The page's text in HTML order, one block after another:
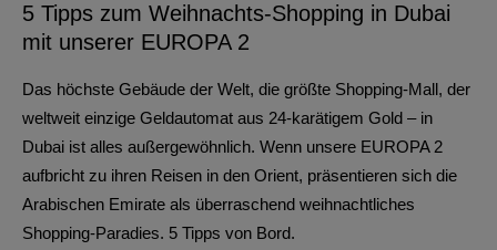
5 Tipps zum Weihnachts-Shopping in Dubai
mit unserer EUROPA 2
Das höchste Gebäude der Welt, die größte Shopping-Mall, der
weltweit einzige Geldautomat aus 24-karätigem Gold – in
Dubai ist alles außergewöhnlich. Wenn unsere EUROPA 2
aufbricht zu ihren Reisen in den Orient, präsentieren sich die
Arabischen Emirate als überraschend weihnachtliches
Shopping-Paradies. 5 Tipps von Bord.